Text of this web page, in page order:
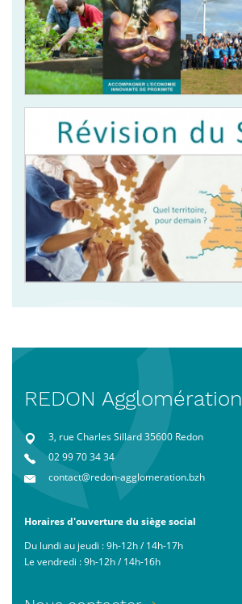
REDON Agglomération
3, rue Charles Sillard 35600 Redon
02 99 70 34 34
contact@redon-agglomeration.bzh
Horaires d'ouverture du siège social
Du lundi au jeudi : 9h-12h / 14h-17h
Le vendredi : 9h-12h / 14h-16h